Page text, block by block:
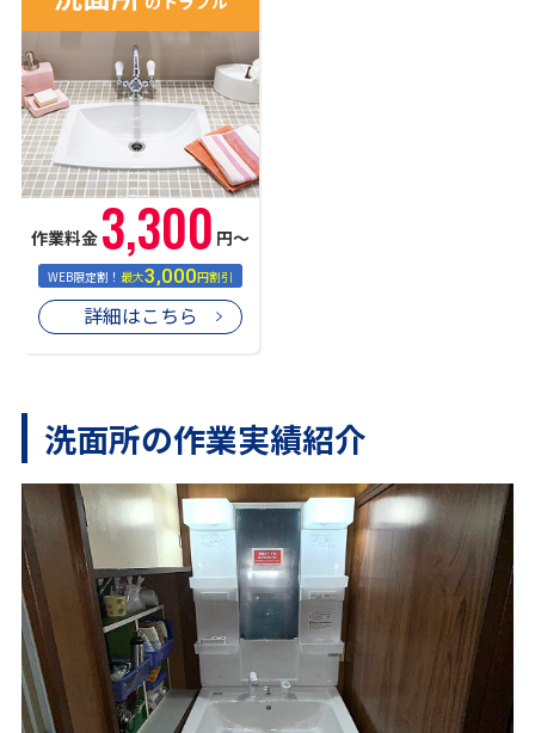
作業料金 3,300 円〜
WEB限定割！最大3,000円割引
詳細はこちら
洗面所の作業実績紹介